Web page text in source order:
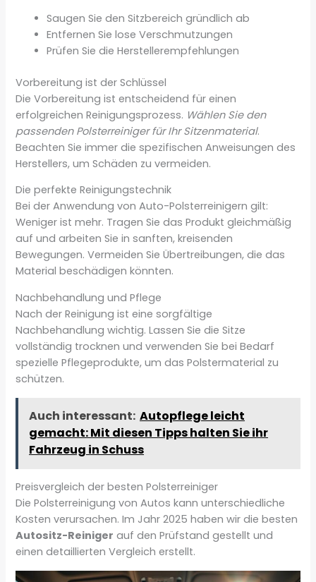
Saugen Sie den Sitzbereich gründlich ab
Entfernen Sie lose Verschmutzungen
Prüfen Sie die Herstellerempfehlungen
Vorbereitung ist der Schlüssel
Die Vorbereitung ist entscheidend für einen
erfolgreichen Reinigungsprozess. Wählen Sie den
passenden Polsterreiniger für Ihr Sitzenmaterial.
Beachten Sie immer die spezifischen Anweisungen des
Herstellers, um Schäden zu vermeiden.
Die perfekte Reinigungstechnik
Bei der Anwendung von Auto-Polsterreinigern gilt:
Weniger ist mehr. Tragen Sie das Produkt gleichmäßig
auf und arbeiten Sie in sanften, kreisenden
Bewegungen. Vermeiden Sie Übertreibungen, die das
Material beschädigen könnten.
Nachbehandlung und Pflege
Nach der Reinigung ist eine sorgfältige
Nachbehandlung wichtig. Lassen Sie die Sitze
vollständig trocknen und verwenden Sie bei Bedarf
spezielle Pflegeprodukte, um das Polstermaterial zu
schützen.
Auch interessant: Autopflege leicht
gemacht: Mit diesen Tipps halten Sie ihr
Fahrzeug in Schuss
Preisvergleich der besten Polsterreiniger
Die Polsterreinigung von Autos kann unterschiedliche
Kosten verursachen. Im Jahr 2025 haben wir die besten
Autositz-Reiniger auf den Prüfstand gestellt und
einen detaillierten Vergleich erstellt.